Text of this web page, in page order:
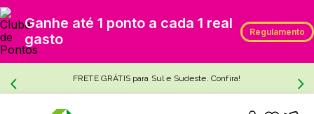
Ganhe até 1 ponto a cada 1 real
gasto
Regulamento
FRETE GRÁTIS para Sul e Sudeste. Confira!